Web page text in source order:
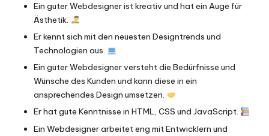
Ein guter Webdesigner ist kreativ und hat ein Auge für
Ästhetik.
Er kennt sich mit den neuesten Designtrends und
Technologien aus.
Ein guter Webdesigner versteht die Bedürfnisse und
Wünsche des Kunden und kann diese in ein
ansprechendes Design umsetzen.
Er hat gute Kenntnisse in HTML, CSS und JavaScript.
Ein Webdesigner arbeitet eng mit Entwicklern und